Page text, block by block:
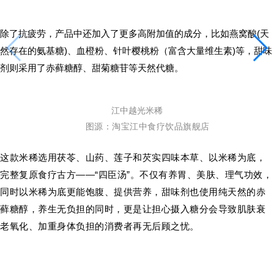
除了抗疲劳，产品中还加入了更多高附加值的成分，比如燕窝酸(天
然存在的氨基糖)、血橙粉、针叶樱桃粉（富含大量维生素)等，甜味
剂则采用了赤藓糖醇、甜菊糖苷等天然代糖。
江中越光米稀
图源：淘宝江中食疗饮品旗舰店
这款米稀选用茯苓、山药、莲子和芡实四味本草、以米稀为底，
完整复原食疗古方——“四臣汤”。 不仅有养胃、美肤、理气功效，
同时以米稀为底更能饱腹、提供营养，甜味剂也使用纯天然的赤
藓糖醇，养生无负担的同时，更是让担心摄入糖分会导致肌肤衰
老氧化、加重身体负担的消费者再无后顾之忧。